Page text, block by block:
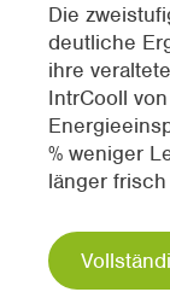
Die
deutliche
ihre
IntrCooll
% weniger
länger